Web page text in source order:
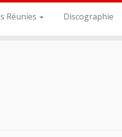
Réunies Discographie